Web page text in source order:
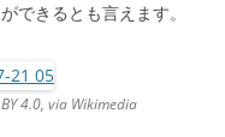
できるとも言えます。
4.0, via Wikimedia